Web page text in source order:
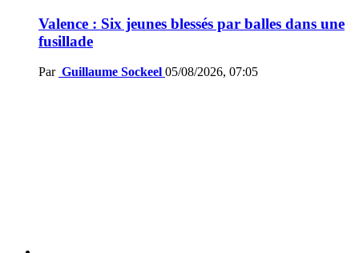
Valence : Six jeunes blessés par balles dans une
fusillade
Par Guillaume Sockeel 05/08/2026, 07:05